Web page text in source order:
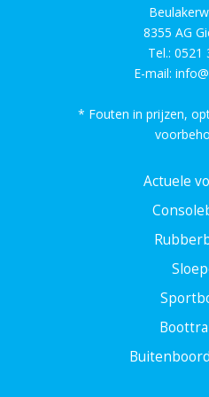
8355 AG
Tel.: 0521
E-mail:
* Fouten in prijzen,
Actuele